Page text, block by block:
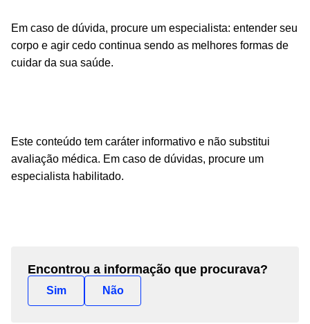
Em caso de dúvida, procure um especialista: entender seu
corpo e agir cedo continua sendo as melhores formas de
cuidar da sua saúde.
Este conteúdo tem caráter informativo e não substitui
avaliação médica. Em caso de dúvidas, procure um
especialista habilitado.
Encontrou a informação que procurava?
Sim Não